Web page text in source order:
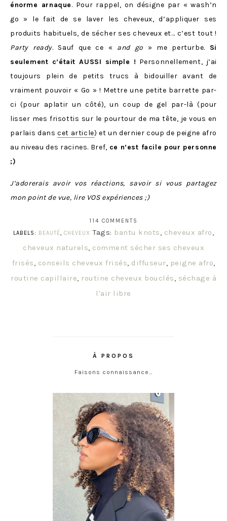
énorme arnaque. Pour rappel, on désigne par « wash’n
go » le fait de se laver les cheveux, d’appliquer ses
produits habituels, de sécher ses cheveux et… c’est tout !
Party ready. Sauf que ce « and go » me perturbe. Si
seulement c’était AUSSI simple ! Personnellement, j’ai
toujours plein de petits trucs à bidouiller avant de
vraiment pouvoir « Go » ! Mettre une petite barrette par-
ci (pour aplatir un côté), un coup de gel par-là (pour
lisser mes frisottis sur le pourtour de ma tête, je vous en
parlais danscet article) et un dernier coup de peigne afro
au niveau des racines. Bref, ce n’est facile pour personne
;)
J’adorerais avoir vos réactions, savoir si vous partagez
mon point de vue, lire VOS expériences ;)
114 COMMENTS
LABELS:
BEAUTÉ, CHEVEUX Tags: bantu knots, cheveux afro,
cheveux naturels, comment sécher ses cheveux
frisés, conseils cheveux frisés, diffuseur, peigne afro,
routine capillaire, routine cheveux bouclés, séchage à
l'air libre
À PROPOS
Faisons connaissance…